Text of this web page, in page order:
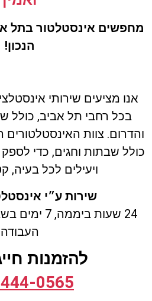
מחפשים אינסטלטור בתל
הנכון!
אנו מציעים שירותי
בכל רחבי תל אביב, כולל
כולל שבתות וחגים, כדי
ויעילים לכל בעיה,
שירות ע״י
24 שעות ביממה, 7 ימים בשבוע
העבודה
להזמנות
0565